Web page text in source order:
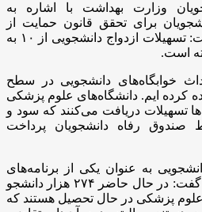
وزارت بهداشت با اشاره به
برای تحقق قانون حمایت از
خانواده و جوانی جمعیت، گفت: تسهیلات ازدواج دانشجویی از ۱۰ به
خوابگاه‌های دانشجویی در سطح
کرده ایم. دانشگاه‌های علوم پزشکی
تسهیلات دریافت می‌کنند که سود و
صندوق رفاه دانشجویان پرداخت
به عنوان یکی از برنامه‌های
اصلی صندوق رفاه یاد کرد و گفت: در حال حاضر ۲۷۴ هزار دانشجو
علوم پزشکی در حال تحصیل هستند که